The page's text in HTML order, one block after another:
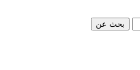
بحث عن